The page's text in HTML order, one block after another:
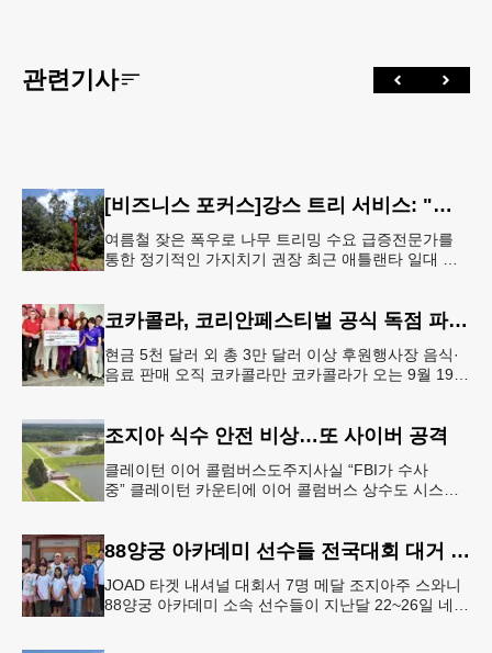
관련기사
[비즈니스 포커스]강스 트리 서비스: "강풍에 부러질라"… 여름철 주택가 수목 관리 '비상'
여름철 잦은 폭우로 나무 트리밍 수요 급증전문가를
통한 정기적인 가지치기 권장 최근 애틀랜타 일대 주
코카콜라, 코리안페스티벌 공식 독점 파트너 참여
현금 5천 달러 외 총 3만 달러 이상 후원행사장 음식·
음료 판매 오직 코카콜라만 코카콜라가 오는 9월 19-
조지아 식수 안전 비상…또 사이버 공격
클레이턴 이어 콜럼버스도주지사실 “FBI가 수사
중” 클레이턴 카운티에 이어 콜럼버스 상수도 시스템
88양궁 아카데미 선수들 전국대회 대거 입상
JOAD 타겟 내셔널 대회서 7명 메달 조지아주 스와니
88양궁 아카데미 소속 선수들이 지난달 22~26일 네브